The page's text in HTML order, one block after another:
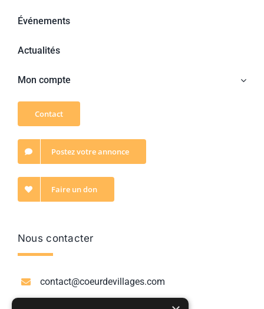
Événements
Actualités
Mon compte
Contact
Postez votre annonce
Faire un don
Nous contacter
contact@coeurdevillages.com